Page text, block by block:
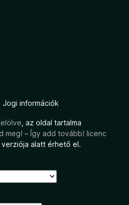
Jogi információk
, az oldal tartalma
meg! – Így add tovább! licenc
alatt érhető el.